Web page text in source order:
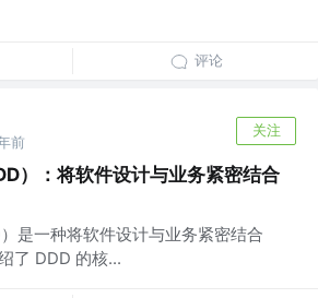
评论
前
关注
）：将软件设计与业务紧密结合
是一种将软件设计与业务紧密结合
了 DDD 的核...